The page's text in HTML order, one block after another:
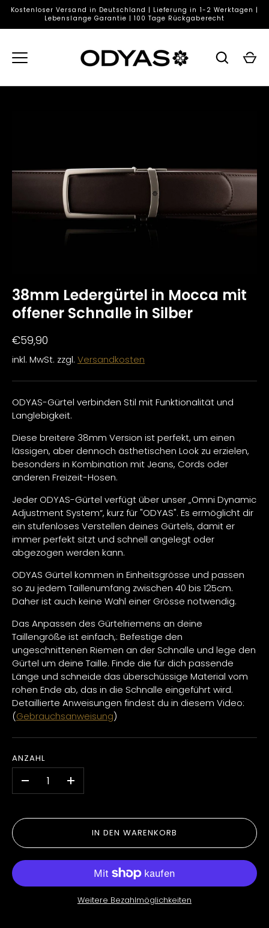
Direkt
Inhalt
Kostenloser Versand in Deutschland | Lieferung in 1-2 Werktagen |
Lebenslange Garantie | 100 Tage Rückgaberecht
38mm Ledergürtel in Mocca mit
offener Schnalle in Silber
€59,90
inkl. MwSt. zzgl. Versandkosten
ODYAS-Gürtel verbinden Stil mit Funktionalität und
Langlebigkeit.
Diese breitere 38mm Version ist perfekt, um einen
lässigen, aber dennoch ästhetischen Look zu erzielen,
besonders in Kombination mit Jeans, Cords oder
anderen Freizeit-Hosen.
Jeder ODYAS-Gürtel verfügt über unser „Omni Dynamic
Adjustment System“, kurz für "ODYAS". Es ermöglicht dir
ein stufenloses Verstellen deines Gürtels, damit er
immer perfekt sitzt und schnell angelegt oder
abgezogen werden kann.
ODYAS Gürtel kommen in Einheitsgrösse und passen
so zu jedem Taillenumfang zwischen 40 bis 125cm.
Daher ist auch keine Wahl einer Grösse notwendig.
Das Anpassen des Gürtelriemens an deine
Taillengröße ist einfach,: Befestige den
ungeschnittenen Riemen an der Schnalle und lege den
Gürtel um deine Taille. Finde die für dich passende
Länge und schneide das überschüssige Material vom
rohen Ende ab, das in die Schnalle eingeführt wird.
Detaillierte Anweisungen findest du in diesem Video:
(Gebrauchsanweisung)
ANZAHL
+
IN DEN WARENKORB
Weitere Bezahlmöglichkeiten